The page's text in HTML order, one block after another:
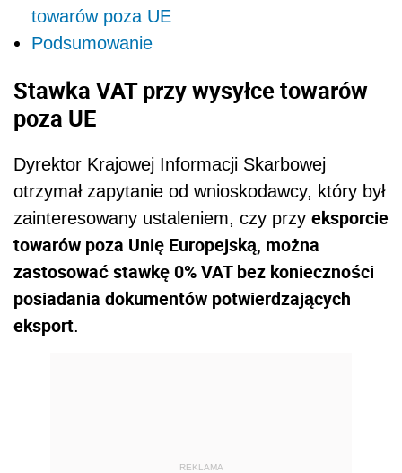
towarów poza UE
Podsumowanie
Stawka VAT przy wysyłce towarów
poza UE
Dyrektor Krajowej Informacji Skarbowej
otrzymał zapytanie od wnioskodawcy, który był
zainteresowany ustaleniem, czy przy eksporcie
towarów poza Unię Europejską, można
zastosować stawkę 0% VAT bez konieczności
posiadania dokumentów potwierdzających
eksport.
REKLAMA